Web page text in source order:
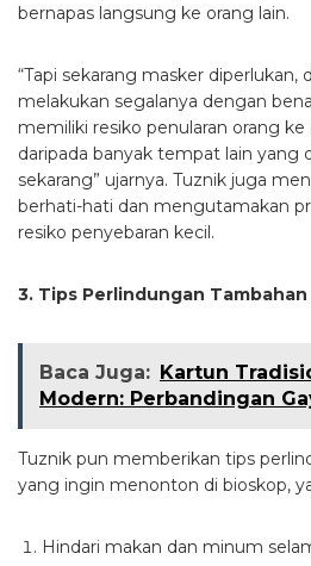
bernapas langsung ke orang lain.
“Tapi sekarang masker diperlukan,
melakukan segalanya dengan
memiliki resiko penularan orang
daripada banyak tempat lain yang
sekarang” ujarnya. Tuznik juga
berhati-hati dan mengutamakan
resiko penyebaran kecil.
3. Tips Perlindungan Tambahan
Baca Juga: Kartun
Modern: Perbandingan
Tuznik pun memberikan tips
yang ingin menonton di bioskop,
Hindari makan dan minum